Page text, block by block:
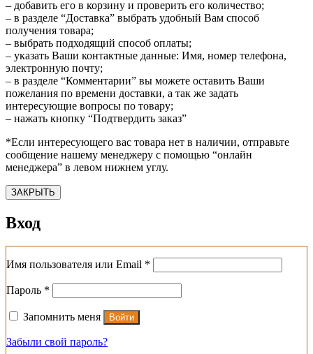
– добавить его в корзину и проверить его количество;
– в разделе “Доставка” выбрать удобный Вам способ
получения товара;
– выбрать подходящий способ оплаты;
– указать Ваши контактные данные: Имя, номер телефона,
электронную почту;
– в разделе “Комментарии” вы можете оставить Ваши
пожелания по времени доставки, а так же задать
интересующие вопросы по товару;
– нажать кнопку “Подтвердить заказ”
*Если интересующего вас товара нет в наличии, отправьте
сообщение нашему менеджеру с помощью “онлайн
менеджера” в левом нижнем углу.
ЗАКРЫТЬ
Вход
Имя пользователя или Email *
Пароль *
Запомнить меня Войти
Забыли свой пароль?